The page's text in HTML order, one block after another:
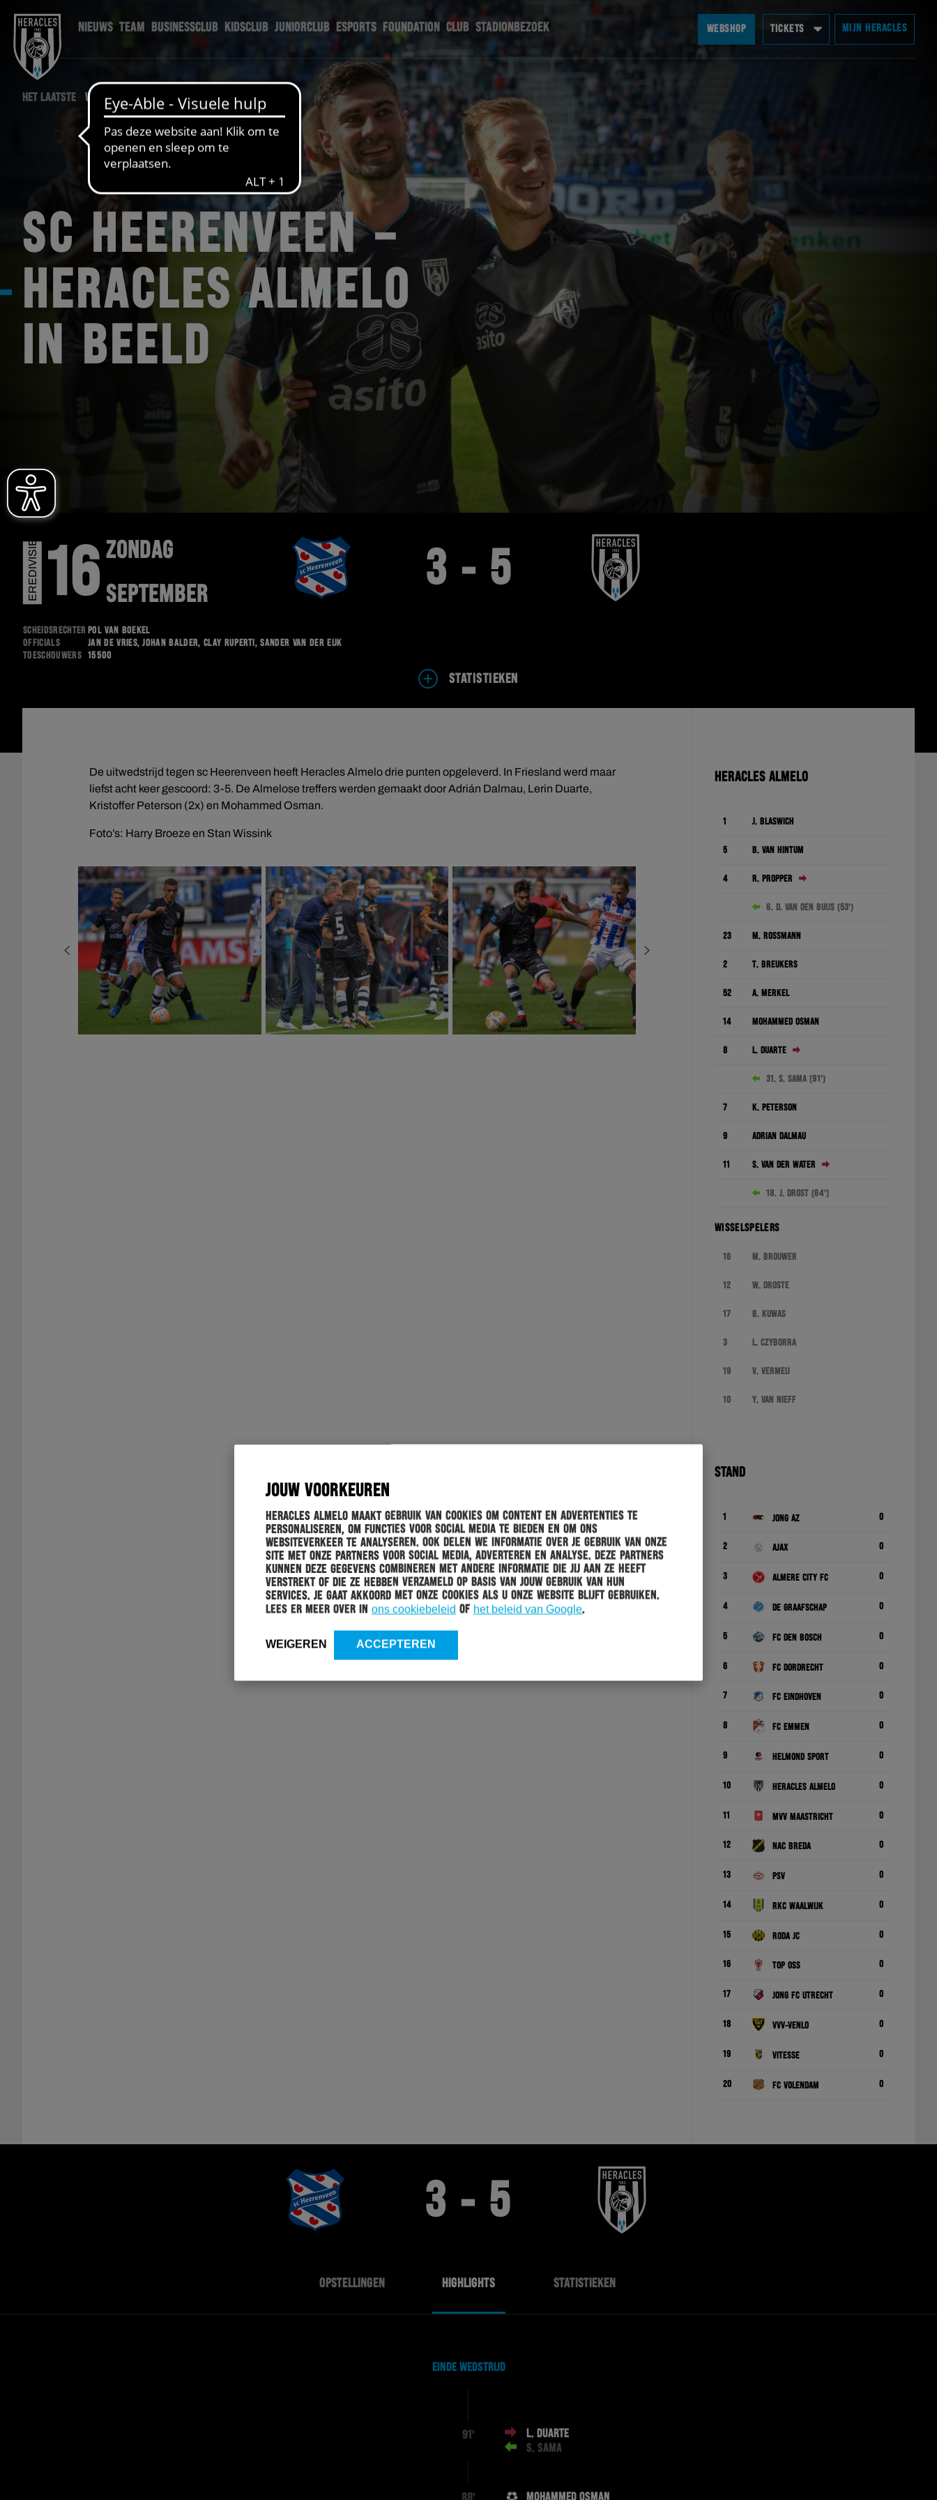
JOUW VOORKEUREN
Heracles Almelo maakt gebruik van cookies om content en advertenties te
personaliseren, om functies voor social media te bieden en om ons
websiteverkeer te analyseren. Ook delen we informatie over je gebruik van onze
site met onze partners voor social media, adverteren en analyse. Deze partners
kunnen deze gegevens combineren met andere informatie die jij aan ze heeft
verstrekt of die ze hebben verzameld op basis van jouw gebruik van hun
services. Je gaat akkoord met onze cookies als u onze website blijft gebruiken.
Lees er meer over in ons cookiebeleid of het beleid van Google.
WEIGEREN ACCEPTEREN
NIEUWS TEAM BUSINESSCLUB KIDSCLUB JUNIORCLUB ESPORTS FOUNDATION CLUB STADIONBEZOEK WEBSHOP TICKETS MIJN HERACLES
HET LAATSTE WEDSTRIJD NIEUWS
SC HEERENVEEN –
HERACLES ALMELO
IN BEELD
EREDIVISIE16 ZONDAG
SEPTEMBER
3 - 5
Scheidsrechter Pol van Boekel
Officials
Jan de Vries, Johan Balder, Clay Ruperti, Sander van der Eijk
Toeschouwers
15500
STATISTIEKEN
De uitwedstrijd tegen sc Heerenveen heeft Heracles Almelo drie punten opgeleverd. In Friesland werd maar
liefst acht keer gescoord: 3-5. De Almelose treffers werden gemaakt door Adrián Dalmau, Lerin Duarte,
Kristoffer Peterson (2x) en Mohammed Osman.
Foto’s: Harry Broeze en Stan Wissink
HERACLES ALMELO
1 J. Blaswich
5 B. van Hintum
4 R. Pröpper
6. D. Van den Buijs (53')
23 M. Rossmann
2 T. Breukers
52 A. Merkel
14 Mohammed Osman
8 L. Duarte
31. S. Sama (91')
7 K. Peterson
9 Adrián Dalmau
11 S. van der Water
18. J. Drost (64')
WISSELSPELERS
16 M. Brouwer
12 W. Droste
17 B. Kuwas
3 L. Czyborra
19 V. Vermeij
10 Y. van Nieff
STAND
1 Jong AZ 0
2 Ajax 0
3 Almere City FC 0
4 De Graafschap 0
5 FC Den Bosch 0
6 FC Dordrecht 0
7 FC Eindhoven 0
8 FC Emmen 0
9 Helmond Sport 0
10 Heracles Almelo 0
11 MVV Maastricht 0
12 NAC Breda 0
13 PSV 0
14 RKC Waalwijk 0
15 Roda JC 0
16 TOP Oss 0
17 Jong FC Utrecht 0
18 VVV-Venlo 0
19 Vitesse 0
20 FC Volendam 0
3 - 5
OPSTELLINGEN HIGHLIGHTS STATISTIEKEN
EINDE WEDSTRIJD
91'
L. DUARTE
S. SAMA